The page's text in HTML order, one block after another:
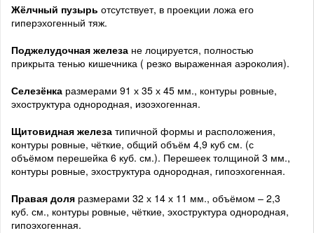
Жёлчный пузырь отсутствует, в проекции ложа его
гиперэхогенный тяж.
Поджелудочная железа не лоцируется, полностью
прикрыта тенью кишечника ( резко выраженная аэроколия).
Селезёнка размерами 91 х 35 х 45 мм., контуры ровные,
эхоструктура однородная, изоэхогенная.
Щитовидная железа типичной формы и расположения,
контуры ровные, чёткие, общий объём 4,9 куб см. (с
объёмом перешейка 6 куб. см.). Перешеек толщиной 3 мм.,
контуры ровные, эхоструктура однородная, гипоэхогенная.
Правая доля размерами 32 х 14 х 11 мм., объёмом – 2,3
куб. см., контуры ровные, чёткие, эхоструктура однородная,
гипоэхогенная.